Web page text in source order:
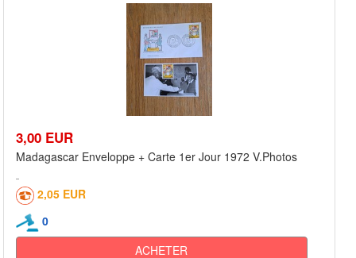
3,00 EUR
Madagascar Enveloppe + Carte 1er Jour 1972 V.Photos
2,05 EUR
0
ACHETER